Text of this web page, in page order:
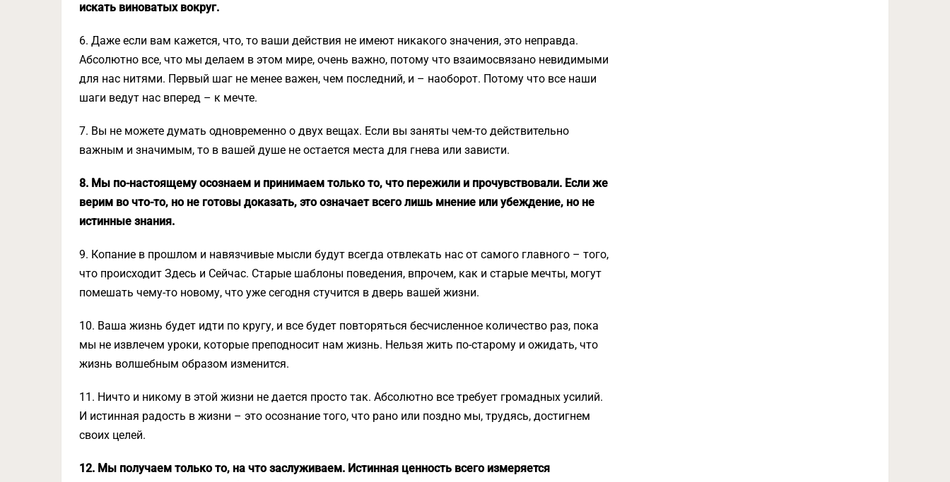
искать виноватых вокруг.
6. Даже если вам кажется, что, то ваши действия не имеют никакого значения, это неправда.
Абсолютно все, что мы делаем в этом мире, очень важно, потому что взаимосвязано невидимыми
для нас нитями. Первый шаг не менее важен, чем последний, и – наоборот. Потому что все наши
шаги ведут нас вперед – к мечте.
7. Вы не можете думать одновременно о двух вещах. Если вы заняты чем-то действительно
важным и значимым, то в вашей душе не остается места для гнева или зависти.
8. Мы по-настоящему осознаем и принимаем только то, что пережили и прочувствовали. Если же
верим во что-то, но не готовы доказать, это означает всего лишь мнение или убеждение, но не
истинные знания.
9. Копание в прошлом и навязчивые мысли будут всегда отвлекать нас от самого главного – того,
что происходит Здесь и Сейчас. Старые шаблоны поведения, впрочем, как и старые мечты, могут
помешать чему-то новому, что уже сегодня стучится в дверь вашей жизни.
10. Ваша жизнь будет идти по кругу, и все будет повторяться бесчисленное количество раз, пока
мы не извлечем уроки, которые преподносит нам жизнь. Нельзя жить по-старому и ожидать, что
жизнь волшебным образом изменится.
11. Ничто и никому в этой жизни не дается просто так. Абсолютно все требует громадных усилий.
И истинная радость в жизни – это осознание того, что рано или поздно мы, трудясь, достигнем
своих целей.
12. Мы получаем только то, на что заслуживаем. Истинная ценность всего измеряется